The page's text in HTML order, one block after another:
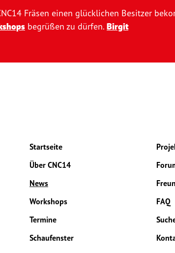
Fräsen einen glücklichen Besitzer
begrüßen zu dürfen. Birgit
Startseite
Über CNC14
News
Workshops
Termine
Schaufenster
FAQ